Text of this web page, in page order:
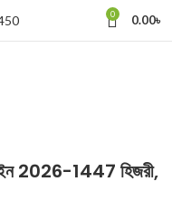
0 0.00৳
2026-1447 হিজরী,